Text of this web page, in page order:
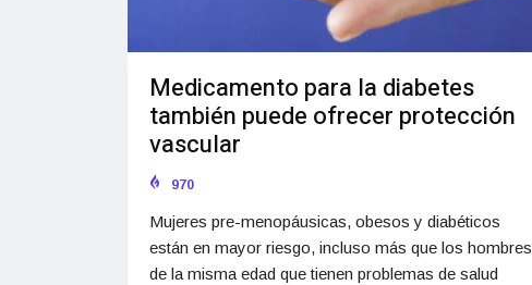
Medicamento para la diabetes
también puede ofrecer protección
vascular
970
Mujeres pre-menopáusicas, obesos y diabéticos
están en mayor riesgo, incluso más que los hombres
de la misma edad que tienen problemas de salud